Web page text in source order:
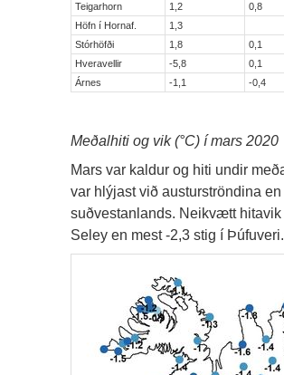
Teigarhorn
1,2
0,8
Höfn í Hornaf.
1,3
Stórhöfði
1,8
0,1
Hveravellir
-5,8
0,1
Árnes
-1,1 -0,4
Meðalhiti og vik (°C) í mars 2020
Mars var kaldur og hiti undir
var hlýjast við austurströndina
suðvestanlands. Neikvætt
Seley en mest -2,3 stig í Þúfuveri.